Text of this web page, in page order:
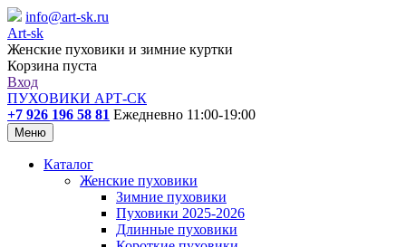
info@art-sk.ru
Art-sk
Женские пуховики и зимние куртки
Корзина пуста
Вход
ПУХОВИКИ АРТ-СК
+7 926 196 58 81 Ежедневно 11:00-19:00
Меню
Каталог
Женские пуховики
Зимние пуховики
Пуховики 2025-2026
Длинные пуховики